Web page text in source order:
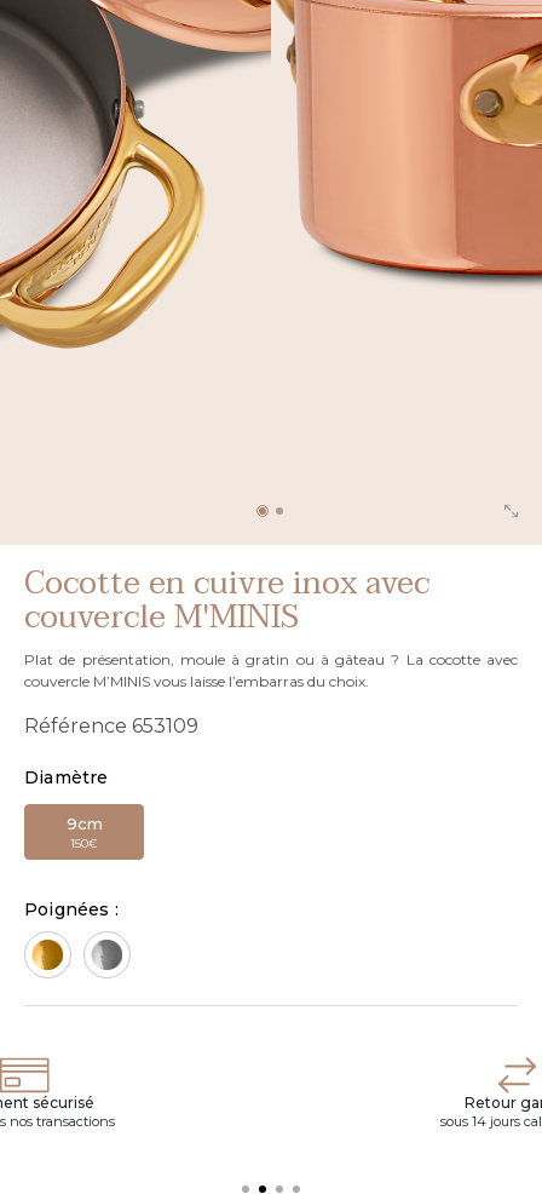
Cocotte en cuivre inox avec
couvercle M'MINIS
Plat de présentation, moule à gratin ou à gâteau ? La cocotte avec
couvercle M’MINIS vous laisse l’embarras du choix.
Référence 653109
Diamètre
9cm
150€
Poignées :
sécurisé
nos transactions
Retour
sous 14 jours